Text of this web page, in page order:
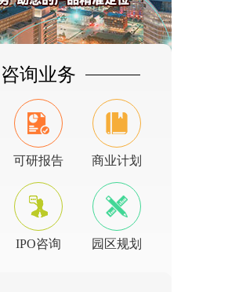
咨询业务
可研报告 商业计划
IPO咨询 园区规划